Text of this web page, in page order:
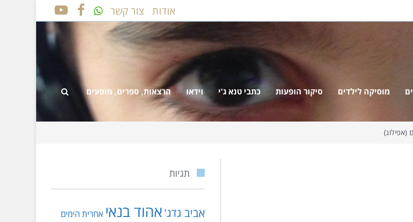
אודות צור קשר
FACEBOOK
YOUTUBE
מוסיקה לילדים סיקור הופעות כתבי טנא ג'י וידאו הרצאות, ספרים, מופעים
(אפילוג)
תגיות
אביב גדג' אהוד בנאי אחרית הימים